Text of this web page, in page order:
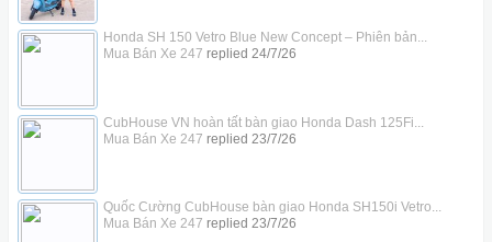
Honda SH 150 Vetro Blue New Concept – Phiên bản...
Mua Bán Xe 247 replied 24/7/26
CubHouse VN hoàn tất bàn giao Honda Dash 125Fi...
Mua Bán Xe 247 replied 23/7/26
Quốc Cường CubHouse bàn giao Honda SH150i Vetro...
Mua Bán Xe 247 replied 23/7/26